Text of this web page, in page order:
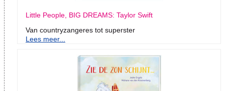
Little People, BIG DREAMS: Taylor Swift
Van countryzangeres tot superster
Lees meer...